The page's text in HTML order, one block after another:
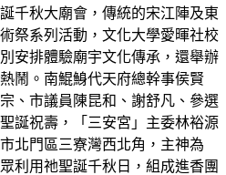
千秋大廟會，傳統的宋江陣及東
祭系列活動，文化大學愛暉社校
安排體驗廟宇文化傳承，還舉辦
鬧。南鯤鯓代天府總幹事侯賢
、市議員陳昆和、謝舒凡、參選
誕祝壽，「三安宮」主委林裕源
北門區三寮灣西北角，主神為
利用祂聖誕千秋日，組成進香團